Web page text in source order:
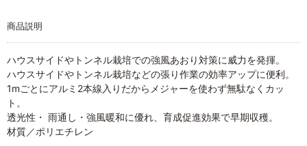
商品説明
ハウスサイドやトンネル栽培での強風あおり対策に威力を発揮。
ハウスサイドやトンネル栽培などの張り作業の効率アップに便利。
1mごとにアルミ2本線入りだからメジャーを使わず無駄なくカッ
ト。
透光性・ 雨通し・強風暖和に優れ、育成促進効果で早期収穫。
材質／ポリエチレン